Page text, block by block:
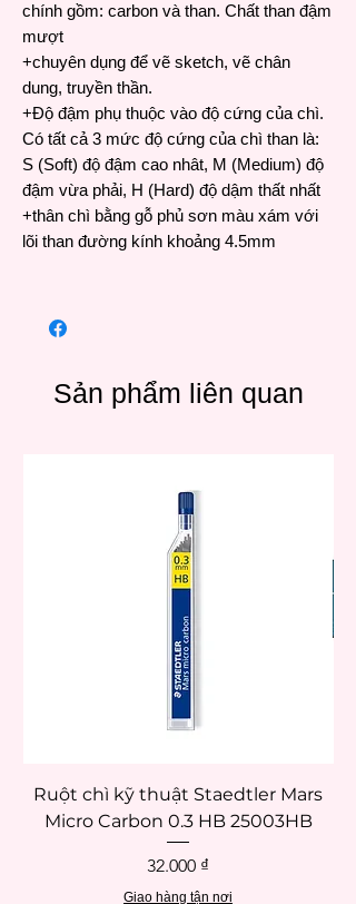
chính gồm: carbon và than. Chất than đậm
mượt
+chuyên dụng để vẽ sketch, vẽ chân
dung, truyền thần.
+Độ đậm phụ thuộc vào độ cứng của chì.
Có tất cả 3 mức độ cứng của chì than là:
S (Soft) độ đậm cao nhât, M (Medium) độ
đậm vừa phải, H (Hard) độ dậm thất nhất
+thân chì bằng gỗ phủ sơn màu xám với
lõi than đường kính khoảng 4.5mm
Sản phẩm liên quan
Ruột chì kỹ thuật Staedtler Mars
Micro Carbon 0.3 HB 25003HB
Giá
32.000 ₫
Giao hàng tận nơi